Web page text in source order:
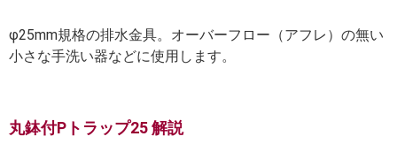
φ25mm規格の排水金具。オーバーフロー（アフレ）の無い
小さな手洗い器などに使用します。
丸鉢付Pトラップ25 解説